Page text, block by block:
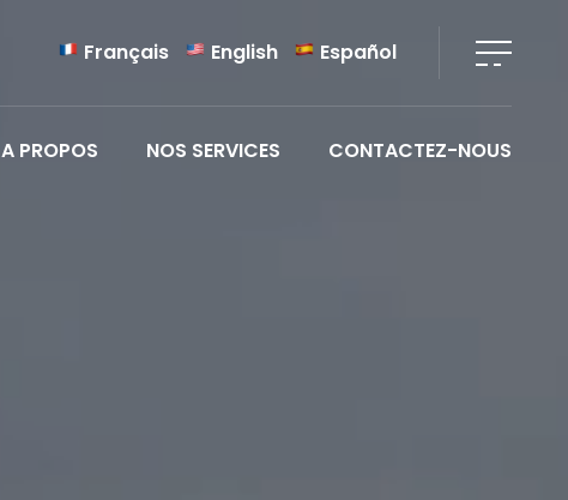
Français English Español
A PROPOS NOS SERVICES CONTACTEZ-NOUS